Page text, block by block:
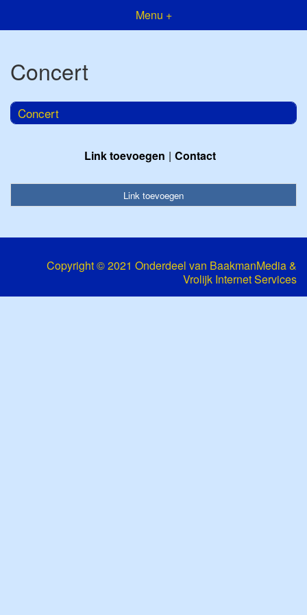
Menu +
Concert
Concert
Link toevoegen Contact
Link toevoegen
Copyright © 2021 Onderdeel van BaakmanMedia&
Vrolijk Internet Services